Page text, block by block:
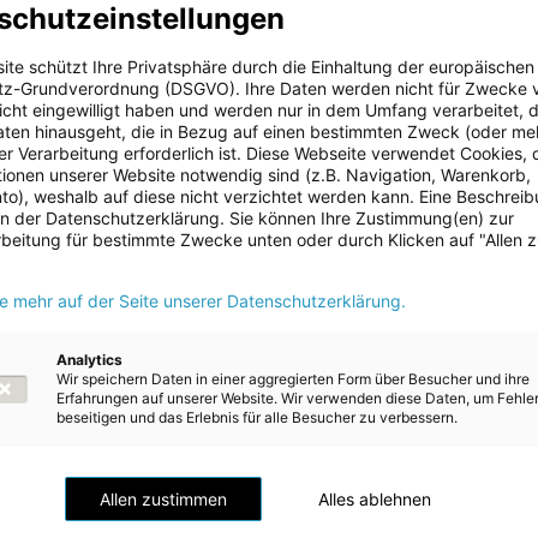
konsequent voran. Durch die gezielte Verdichtung des
schaffen wir die Grundlage, um noch mehr Haushalte und Betriebe
versorgen. Damit leisten wir einen wesentlichen Beitrag zur
Stadt Freistadt und zeigen, wie nachhaltige
umgesetzt werden kann“, sagt Energie AG-CTO
des Biomasseheizwerks konnte das bestehende
Insgesamt werden nun 112 Kundenanlagen mit einer
rund 9.000 MWh beliefert. Das entspricht einer Verdoppelung
und einem Bedarf von etwa 750 Haushalten.
auch bei der Wärmeerzeugung das Land der erneuerbaren
der Raumwärme in unserem Bundesland stammen aus
die Erweiterung des Biomasseheizwerks Freistadt leisten einen
den Ausstieg aus fossilen Energien in Oberösterreich weiter
Landesenergieversorger Energie AG OÖ erweist sich damit
Partner bei der Energiewende in Oberösterreich“, so Energie
Markus Achleitner.
Niveau
Fernwärme in Freistadt verdoppeln sich auch die
schützt Ihre Privatsphäre durch die Einhaltung der europäischen
Grundverordnung (DSGVO). Ihre Daten werden nicht für Zwecke
eingewilligt haben und werden nur in dem Umfang verarbeitet,
hinausgeht, die in Bezug auf einen bestimmten Zweck (oder
Verarbeitung erforderlich ist. Diese Webseite verwendet Cookies,
unserer Website notwendig sind (z.B. Navigation, Warenkorb,
weshalb auf diese nicht verzichtet werden kann. Eine
der Datenschutzerklärung. Sie können Ihre Zustimmung(en) zur
für bestimmte Zwecke unten oder durch Klicken auf "Allen
mehr auf der Seite unserer Datenschutzerklärung.
Analytics
Wir speichern Daten in einer aggregierten Form über Besucher und ihre
Erfahrungen auf unserer Website. Wir verwenden diese Daten, um
beseitigen und das Erlebnis für alle Besucher zu verbessern.
Allen zustimmen Alles ablehnen